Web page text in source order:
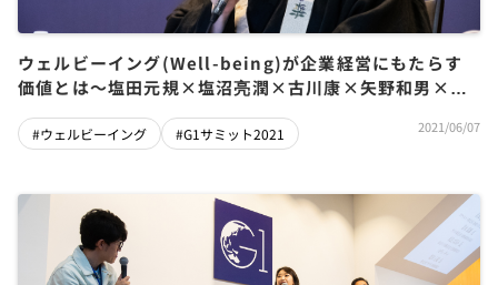
ウェルビーイング(Well-being)が企業経営にもたらす
価値とは～塩田元規×塩沼亮潤×古川康×矢野和男×岡
#ウェルビーイング #G1サミット2021 2021/06/07